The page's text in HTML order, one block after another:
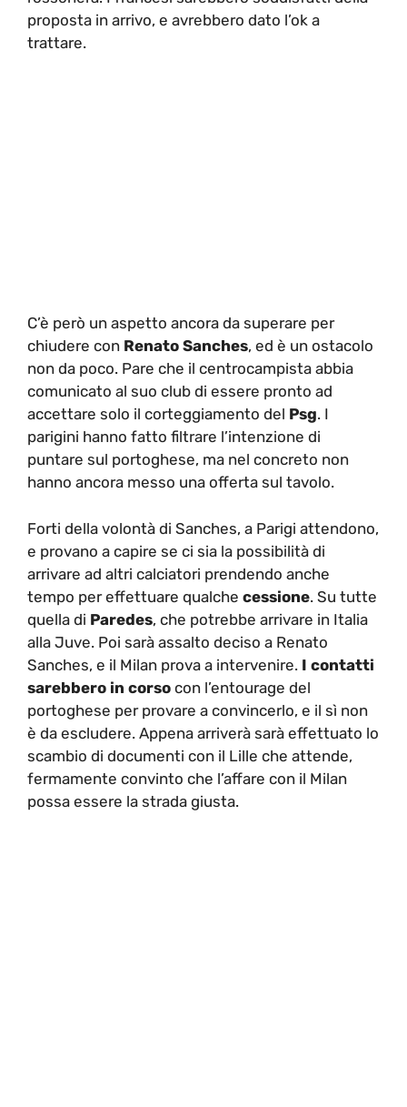
proposta in arrivo, e avrebbero dato l’ok a
trattare.
C’è però un aspetto ancora da superare per
chiudere con Renato Sanches, ed è un ostacolo
non da poco. Pare che il centrocampista abbia
comunicato al suo club di essere pronto ad
accettare solo il corteggiamento del Psg. I
parigini hanno fatto filtrare l’intenzione di
puntare sul portoghese, ma nel concreto non
hanno ancora messo una offerta sul tavolo.
Forti della volontà di Sanches, a Parigi attendono,
e provano a capire se ci sia la possibilità di
arrivare ad altri calciatori prendendo anche
tempo per effettuare qualche cessione. Su tutte
quella di Paredes, che potrebbe arrivare in Italia
alla Juve. Poi sarà assalto deciso a Renato
Sanches, e il Milan prova a intervenire. I contatti
sarebbero in corso con l’entourage del
portoghese per provare a convincerlo, e il sì non
è da escludere. Appena arriverà sarà effettuato lo
scambio di documenti con il Lille che attende,
fermamente convinto che l’affare con il Milan
possa essere la strada giusta.